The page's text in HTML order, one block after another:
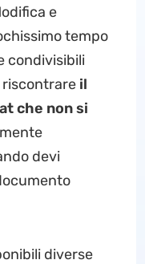
e
tempo
condivisibili
il
che non si
devi
diverse